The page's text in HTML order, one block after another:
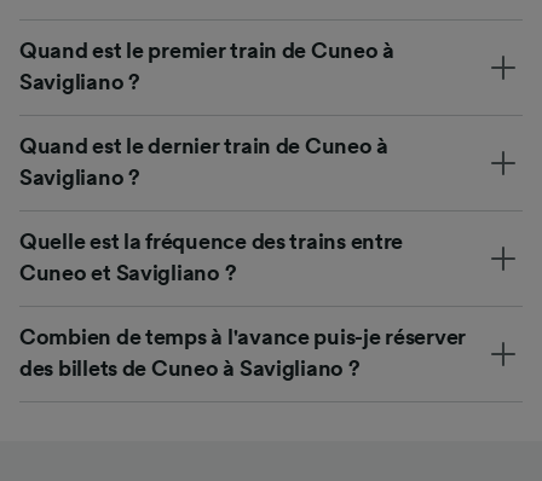
Quand est le premier train de Cuneo à
Savigliano ?
Quand est le dernier train de Cuneo à
Savigliano ?
Quelle est la fréquence des trains entre
Cuneo et Savigliano ?
Combien de temps à l'avance puis-je réserver
des billets de Cuneo à Savigliano ?